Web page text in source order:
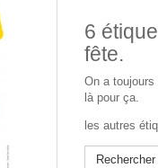
6
fête.
On a
là pour ça.
les autres